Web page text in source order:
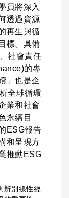
員將深入
透過資源
再生與循
標。具備
社會責任
的專
」也是企
全球循環
業和社會
永續目
ESG報告
和呈現方
推動ESG
辨別線性經